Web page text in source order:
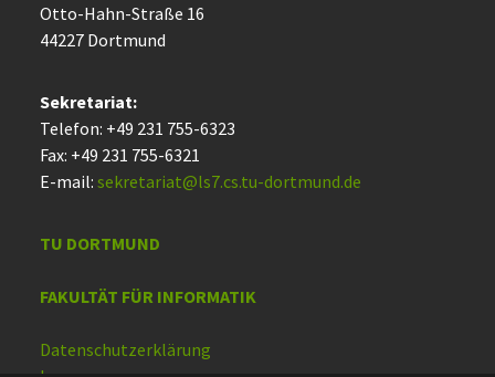
Otto-Hahn-Straße 16
44227 Dort­mund
Sekretariat:
Telefon: +49 231 755-6323
Fax: +49 231 755-6321
E-mail: sekretariat@ls7.cs.tu-dortmund.de
TU DORTMUND
FAKULTÄT FÜR INFORMATIK
Datenschutzerklärung